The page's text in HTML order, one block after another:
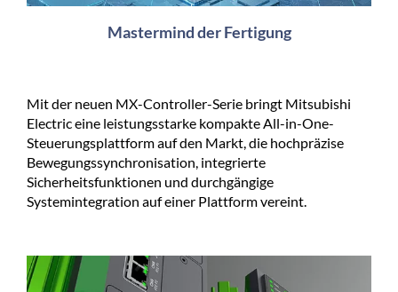
Mastermind der Fertigung
Mit der neuen MX-Controller-Serie bringt Mitsubishi
Electric eine leistungsstarke kompakte All-in-One-
Steuerungsplattform auf den Markt, die hochpräzise
Bewegungssynchronisation, integrierte
Sicherheitsfunktionen und durchgängige
Systemintegration auf einer Plattform vereint.